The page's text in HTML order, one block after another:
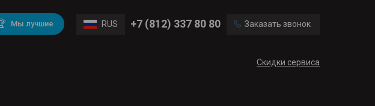
Мы лучшие RUS +7 (812) 337 80 80 Заказать звонок
Скидки сервиса
BMW
Mercedes Benz